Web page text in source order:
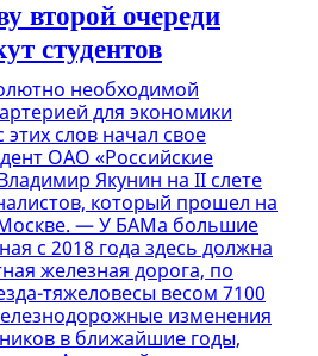
второй очереди
студентов
необходимой
для экономики
слов начал свое
ОАО «Российские
Якунин на II слете
который прошел на
— У БАМа большие
с 2018 года здесь должна
железная дорога, по
тяжеловесы весом 7100
изменения
в ближайшие годы,